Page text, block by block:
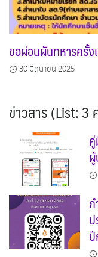
ขอผ่อนผันทหารครั้
30 มิถุนายน 2025
ข่าวสาร (List: 3